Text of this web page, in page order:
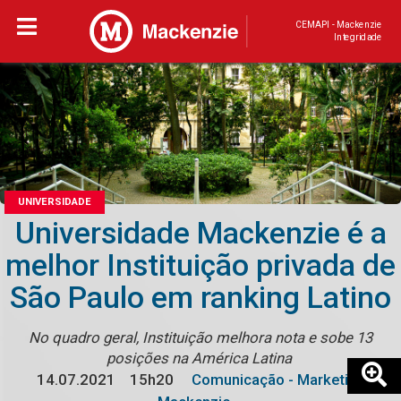
CEMAPI - Mackenzie
Integridade
UNIVERSIDADE
Universidade Mackenzie é a
melhor Instituição privada de
São Paulo em ranking Latino
No quadro geral, Instituição melhora nota e sobe 13
posições na América Latina
14.07.2021
15h20
Comunicação - Marketing